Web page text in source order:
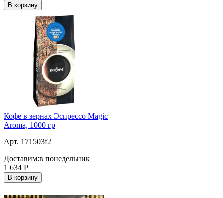
В корзину
Кофе в зернах Эспрессо Magic
Aroma, 1000 гр
Арт. 171503f2
Доставим:в понедельник
1 634 Р
В корзину